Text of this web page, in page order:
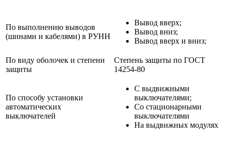
По выполнению выводов
(шинами и кабелями) в РУНН
Вывод вверх;
Вывод вниз;
Вывод вверх и вниз;
По виду оболочек и степени
защиты
Степень защиты по ГОСТ
14254-80
По способу установки
автоматических
выключателей
С выдвижными
выключателями;
Со стационарными
выключателями
На выдвижных модулях